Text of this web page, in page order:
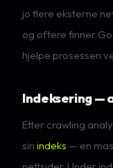
jo flere eksterne
og oftere finner
hjelpe prosessen
Indeksering —
Etter crawling
sin indeks — en